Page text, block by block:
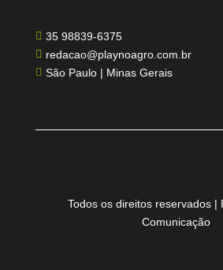
 35 98839-6375
 redacao@playnoagro.com.br
 São Paulo | Minas Gerais
Todos os direitos reservados |
Comunicação